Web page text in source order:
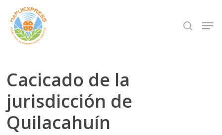
Skip
main
search
Cacicado de la
jurisdicción de
Quilacahuín
Close